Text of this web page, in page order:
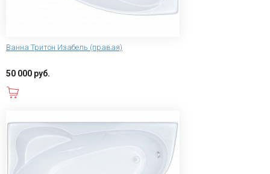
Ванна Тритон Изабель (правая)
50 000 руб.